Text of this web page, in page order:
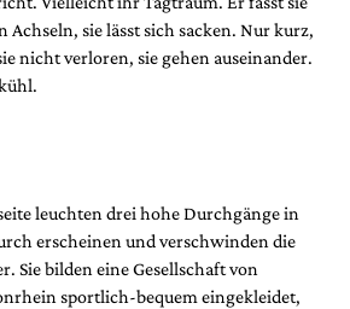
sie lässt sich sacken. Nur kurz,
nicht verloren, sie gehen auseinander.
leuchten drei hohe Durchgänge in
erscheinen und verschwinden die
Sie bilden eine Gesellschaft von
sportlich-bequem eingekleidet,